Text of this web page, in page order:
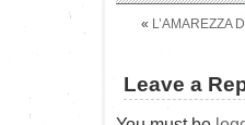
« L’AMAREZZA
Leave a